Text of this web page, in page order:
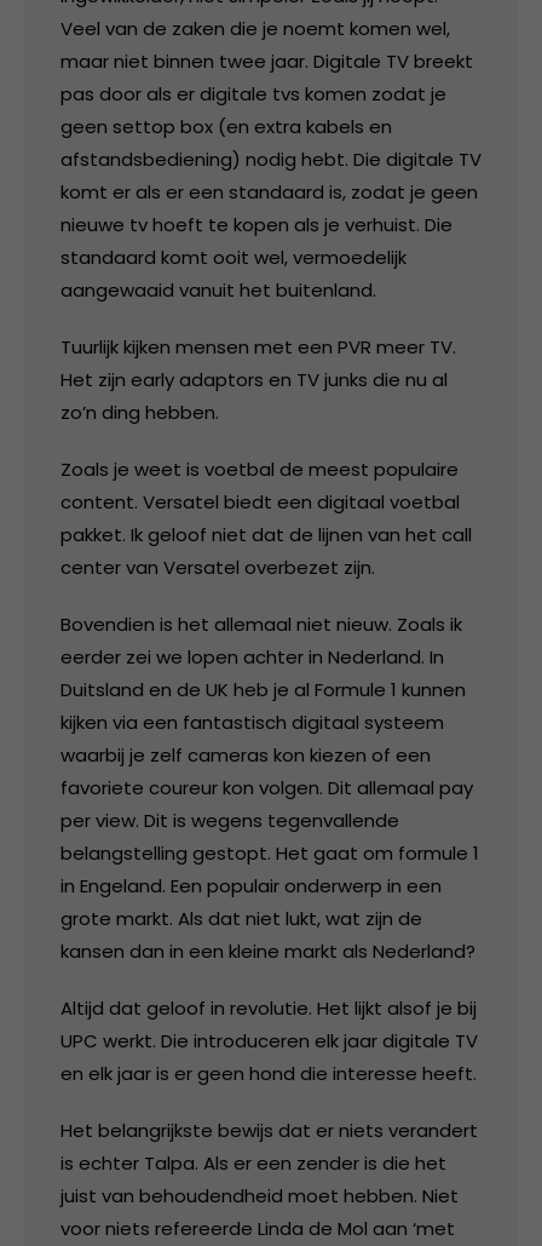
Veel van de zaken die je noemt komen wel,
maar niet binnen twee jaar. Digitale TV breekt
pas door als er digitale tvs komen zodat je
geen settop box (en extra kabels en
afstandsbediening) nodig hebt. Die digitale TV
komt er als er een standaard is, zodat je geen
nieuwe tv hoeft te kopen als je verhuist. Die
standaard komt ooit wel, vermoedelijk
aangewaaid vanuit het buitenland.
Tuurlijk kijken mensen met een PVR meer TV.
Het zijn early adaptors en TV junks die nu al
zo’n ding hebben.
Zoals je weet is voetbal de meest populaire
content. Versatel biedt een digitaal voetbal
pakket. Ik geloof niet dat de lijnen van het call
center van Versatel overbezet zijn.
Bovendien is het allemaal niet nieuw. Zoals ik
eerder zei we lopen achter in Nederland. In
Duitsland en de UK heb je al Formule 1 kunnen
kijken via een fantastisch digitaal systeem
waarbij je zelf cameras kon kiezen of een
favoriete coureur kon volgen. Dit allemaal pay
per view. Dit is wegens tegenvallende
belangstelling gestopt. Het gaat om formule 1
in Engeland. Een populair onderwerp in een
grote markt. Als dat niet lukt, wat zijn de
kansen dan in een kleine markt als Nederland?
Altijd dat geloof in revolutie. Het lijkt alsof je bij
UPC werkt. Die introduceren elk jaar digitale TV
en elk jaar is er geen hond die interesse heeft.
Het belangrijkste bewijs dat er niets verandert
is echter Talpa. Als er een zender is die het
juist van behoudendheid moet hebben. Niet
voor niets refereerde Linda de Mol aan ‘met